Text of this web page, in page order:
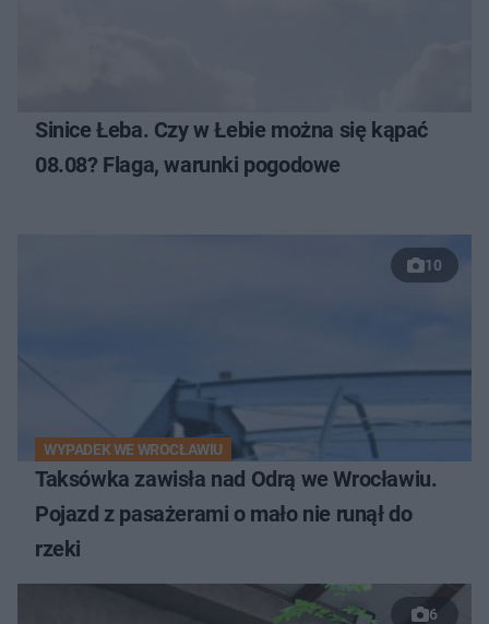
Sinice Łeba. Czy w Łebie można się kąpać
08.08? Flaga, warunki pogodowe
10
WYPADEK WE WROCŁAWIU
Taksówka zawisła nad Odrą we Wrocławiu.
Pojazd z pasażerami o mało nie runął do
rzeki
6